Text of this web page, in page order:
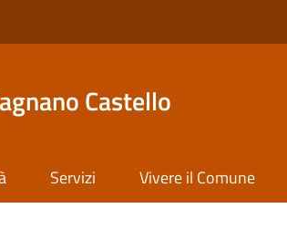
Castello
Servizi Vivere il Comune